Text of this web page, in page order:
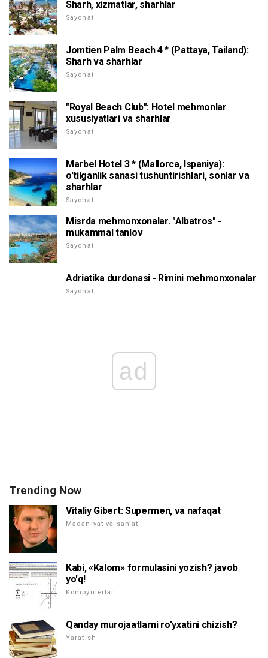
Sharh, xizmatlar, sharhlar
Sayohat
Jomtien Palm Beach 4 * (Pattaya, Tailand):
Sharh va sharhlar
Sayohat
"Royal Beach Club": Hotel mehmonlar
xususiyatlari va sharhlar
Sayohat
Marbel Hotel 3 * (Mallorca, Ispaniya):
o'tilganlik sanasi tushuntirishlari, sonlar va
sharhlar
Sayohat
Misrda mehmonxonalar. "Albatros" -
mukammal tanlov
Sayohat
Adriatika durdonasi - Rimini mehmonxonalar
Sayohat
ad
Trending Now
Vitaliy Gibert: Supermen, va nafaqat
Madaniyat va san'at
Kabi, «Kalom» formulasini yozish? javob
yo'q!
Kompyuterlar
Qanday murojaatlarni ro'yxatini chizish?
Yaratish